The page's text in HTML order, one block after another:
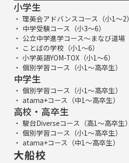
小学生
理英会アドバンスコース（小1～2）
中学受験コース（小3～6）
公立中学進学コース～まなび道場
ことばの学校（小1～6）
小学英語YOM-TOX（小1～6）
個別学習コース（小1～高卒生）
中学生
個別学習コース（小1～高卒生）
atama+コース（中1～高卒生）
高校・高卒生
駿台Diverseコース（高1～高卒生）
個別学習コース（小1～高卒生）
atama+コース（中1～高卒生）
大船校